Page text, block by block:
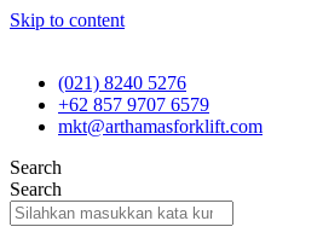
Skip to content
(021) 8240 5276
+62 857 9707 6579
mkt@arthamasforklift.com
Search
Search